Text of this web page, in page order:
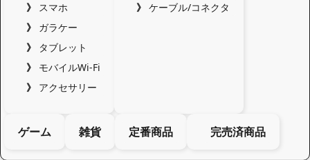
スマホ
ガラケー
タブレット
モバイルWi-Fi
アクセサリー
ケーブル/コネクタ
ゲーム 雑貨 定番商品 完売済商品